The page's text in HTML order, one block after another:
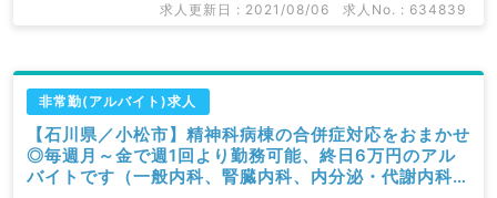
求人更新日 : 2021/08/06 求人No. : 634839
非常勤(アルバイト)求人
【石川県／小松市】精神科病棟の合併症対応をおまかせ
◎毎週月～金で週1回より勤務可能、終日6万円のアル
バイトです（一般内科、腎臓内科、内分泌・代謝内科／